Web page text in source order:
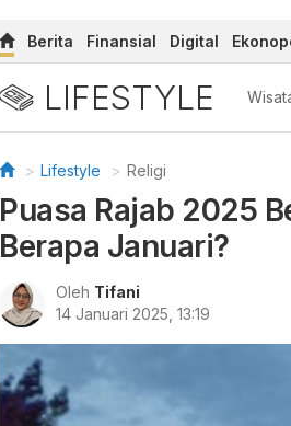
Berita Finansial Digital
LIFESTYLE
Lifestyle Religi
Puasa Rajab 2025
Berapa Januari?
Oleh Tifani
14 Januari 2025, 13:19